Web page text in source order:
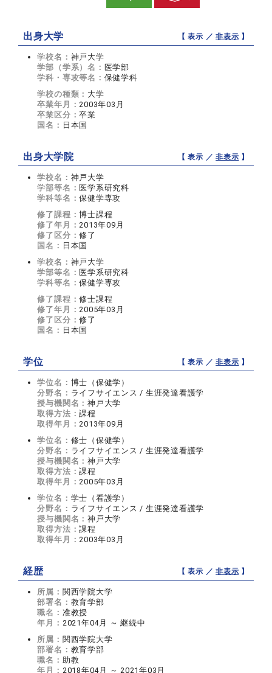
出身大学 【 表示 ／非表示 】
学校名： 神戸大学
学部（学系）名： 医学部
学科・専攻等名： 保健学科
学校の種類： 大学
卒業年月：2003年03月
卒業区分：卒業
国名： 日本国
出身大学院 【 表示 ／非表示 】
学校名： 神戸大学
学部等名： 医学系研究科
学科等名：保健学専攻
修了課程：博士課程
修了年月：2013年09月
修了区分：修了
国名： 日本国
学校名： 神戸大学
学部等名： 医学系研究科
学科等名：保健学専攻
修了課程：修士課程
修了年月：2005年03月
修了区分：修了
国名： 日本国
学位 【 表示 ／非表示 】
学位名： 博士（保健学）
分野名： ライフサイエンス / 生涯発達看護学
授与機関名：神戸大学
取得方法：課程
取得年月：2013年09月
学位名： 修士（保健学）
分野名： ライフサイエンス / 生涯発達看護学
授与機関名：神戸大学
取得方法：課程
取得年月：2005年03月
学位名： 学士（看護学）
分野名： ライフサイエンス / 生涯発達看護学
授与機関名：神戸大学
取得方法：課程
取得年月：2003年03月
経歴 【 表示 ／非表示 】
所属： 関西学院大学
部署名： 教育学部
職名： 准教授
年月： 2021年04月 ～ 継続中
所属： 関西学院大学
部署名： 教育学部
職名： 助教
年月： 2018年04月 ～ 2021年03月